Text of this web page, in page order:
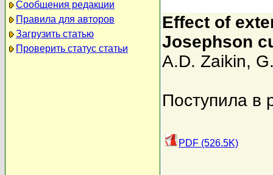
Сообщения редакции
Правила для авторов
Загрузить статью
Проверить статус статьи
Effect of
Josephson
A.D. Zaikin,
Поступила в
PDF (526.5K)